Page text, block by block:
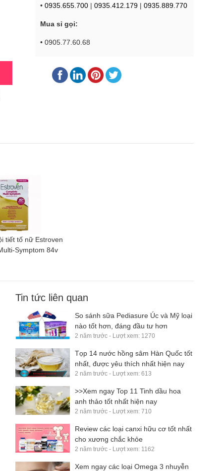
• 0935.655.700 | 0935.412.179 | 0935.889.770
Mua sỉ gọi:
• 0905.77.60.68
tiết tố nữ Estroven
Symptom 84v
Tin tức liên quan
So sánh sữa Pediasure Úc và Mỹ loại
nào tốt hơn, đáng đầu tư hơn
2 năm trước - Lượt xem: 1270
Tọp 14 nước hồng sâm Hàn Quốc tốt
nhất, được yêu thích nhất hiện nay
2 năm trước - Lượt xem: 613
>>Xem ngay Top 11 Tinh dầu hoa
anh thảo tốt nhất hiện nay
2 năm trước - Lượt xem: 710
​Review các loại canxi hữu cơ tốt nhất
cho xương chắc khỏe
2 năm trước - Lượt xem: 1162
Xem ngay các loại Omega 3 nhuyễn